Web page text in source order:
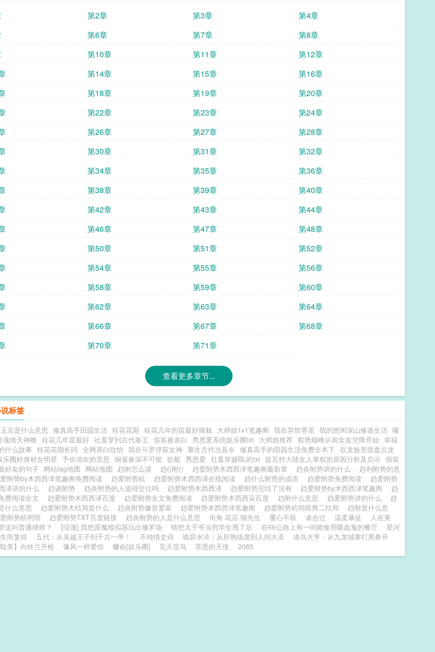
第2章 第3章
第4章
第6章 第7章
第8章
第10章 第11章
第12章
第14章 第15章
第16章
第18章 第19章
第20章
第22章 第23章
第24章
第26章 第27章
第28章
第30章 第31章
第32章
第34章 第35章
第36章
第38章 第39章
第40章
第42章 第43章
第44章
第46章 第47章
第48章
第50章 第51章
第52章
第54章 第55章
第56章
第58章 第59章
第60章
第62章 第63章
第64章
第66章 第67章
第68章
第70章 第71章
查看更多章节...
标签
京是什么意思 修真高手田园生活 桂花花期 桂花几年的苗最好摘栽 大师姐1v1笔趣阁 我在异世界里 我的悠闲深山修道生活 哑
魂倚天神雕 桂花几年苗最好 社畜穿到古代卷王 假装被表白 秀恩爱系统娱乐圈txt 大师姐推荐 权势颠峰从前女友空降开始 幸福
什么故事 桂花花期长吗 全网表白欣怡 我在斗罗俘获女神 重生古代当县令 修真高手的田园生活免费全本下 在龙族里面盘点龙
乐圈好身材女明星 予你清欢的意思 铜雀春深不可锁 欲覿 秀恩爱 社畜穿越BL的txt 提瓦特大陆女人掌权的原因分析及启示 假装
好友的句子 网站tag地图 网站地图 趋附怎么读 趋()附() 趋爱附势木西西泽笔趣阁最新章 趋炎附势讲的什么
趋利附势的意
附势by木西西泽笔趣阁免费阅读
趋爱附势杭 趋爱附势木西西泽在线阅读 趋什么附势的成语 趋爱附势免费阅读
趋爱附势
泽讲的什么
趋谈附势 趋炎附势的人值得交往吗 趋爱附势木西西泽 趋爱附势完结了没有 趋爱附势by木西西泽笔趣阁
趋
费阅读全文
趋爱附势木西西泽百度 趋爱附势全文免费阅读 趋爱附势木西西朵百度 趋附什么意思 趋爱附势讲的什么
趋
什么意思
趋爱附势大结局是什么 趋炎附势嫌贫爱富 趋爱附势木西西泽笔趣阁 趋爱附势杭明雨男二结局
趋附是什么意
附势杭明雨
趋爱附势TXT百度链接 趋炎附势的人是什么意思 街角·花店·猫先生 覆心不轨 凑合过 温柔暴徒
人在美
这叫普通律师？
[综漫] 我把原魔模拟器玩出修罗场 错把太子爷当穷学生甩了后 在66公路上有一间能食用吸血鬼的餐厅
星河
失而复得
五代：从吴越王子到千古一帝！ 不纯情史诗 诡异水浒：从肝熟练度到人间大圣
港岛大亨：从九龙城寨打黑拳开
美】向铃兰开枪
像风一样爱你 赚命[娱乐圈] 见天堂鸟 罪恶的天使 2085